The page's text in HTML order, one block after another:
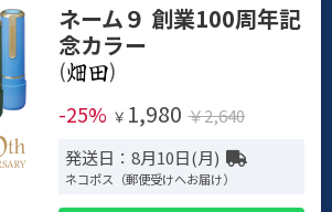
ネーム９ 創業100周年記
念カラー
(
)
-25% ￥ 1,980 ￥2,640
発送日：8月10日(月)
ネコポス（郵便受けへお届け）